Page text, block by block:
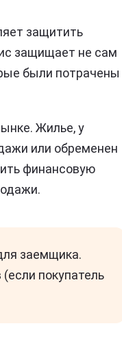
защитить
защищает не сам
были потрачены
Жилье, у
или обременен
финансовую
заемщика.
покупатель